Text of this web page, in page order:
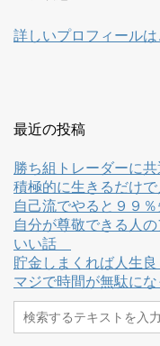
詳しいプロフィールは
最近の投稿
勝ち組トレーダーに
積極的に生きるだけ
自己流でやると９９
自分が尊敬できる人
いい話
貯金しまくれば人生
マジで時間が無駄に